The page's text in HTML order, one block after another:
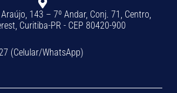
143 – 7º Andar, Conj. 71, Centro,
Curitiba-PR - CEP 80420-900
(Celular/WhatsApp)